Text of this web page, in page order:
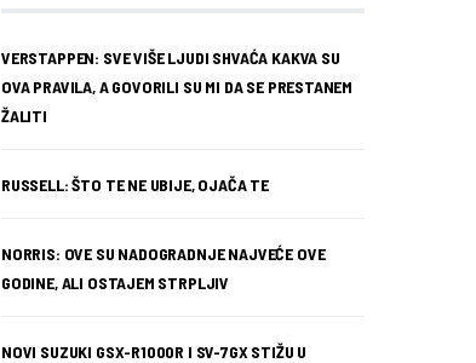
VERSTAPPEN: SVE VIŠE LJUDI SHVAĆA KAKVA SU
OVA PRAVILA, A GOVORILI SU MI DA SE PRESTANEM
ŽALITI
RUSSELL: ŠTO TE NE UBIJE, OJAČA TE
NORRIS: OVE SU NADOGRADNJE NAJVEĆE OVE
GODINE, ALI OSTAJEM STRPLJIV
NOVI SUZUKI GSX-R1000R I SV-7GX STIŽU U